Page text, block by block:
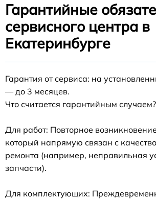
Гарантийные
сервисного центра в
Екатеринбурге
Гарантия от сервиса: на
— до 3 месяцев.
Что считается гарантийным случаем?
Для работ: Повторное
который напрямую связан с
ремонта (например, неправильная
запчасти).
Для комплектующих: